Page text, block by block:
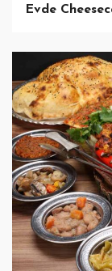
Evde